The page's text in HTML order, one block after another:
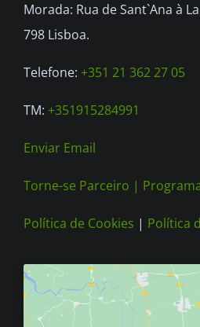
Morada: Rua de Sant`Ana à
798 Lisboa.
Telefone: +351 21 362 27 05
TM: +351915284991
Enviar Email
Torne-se Parceiro |
Política de Cookies | Política